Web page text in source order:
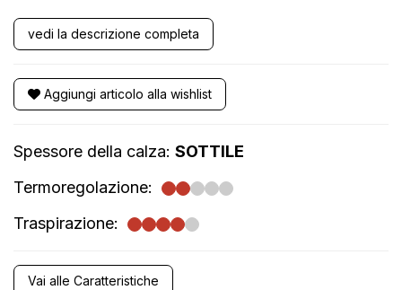
vedi la descrizione completa
Aggiungi articolo alla wishlist
Spessore della calza: SOTTILE
Termoregolazione:
Traspirazione:
Vai alle Caratteristiche